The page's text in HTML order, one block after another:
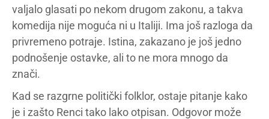
valjalo glasati po nekom drugom zakonu, a takva
komedija nije moguća ni u Italiji. Ima još razloga da
privremeno potraje. Istina, zakazano je još jedno
podnošenje ostavke, ali to ne mora mnogo da
znači.
Kad se razgrne politički folklor, ostaje pitanje kako
je i zašto Renci tako lako otpisan. Odgovor može